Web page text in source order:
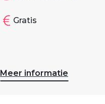
Gratis
Meer informatie